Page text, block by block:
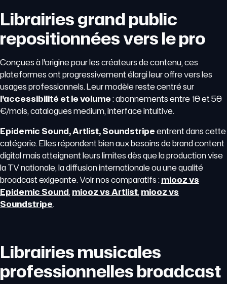
Librairies grand public
repositionnées vers le pro
Conçues à l'origine pour les créateurs de contenu, ces
plateformes ont progressivement élargi leur offre vers les
usages professionnels. Leur modèle reste centré sur
l'accessibilité et le volume: abonnements entre 10 et 50
€/mois, catalogues medium, interface intuitive.
Epidemic Sound, Artlist, Soundstripeentrent dans cette
catégorie. Elles répondent bien aux besoins de brand content
digital mais atteignent leurs limites dès que la production vise
la TV nationale, la diffusion internationale ou une qualité
broadcast exigeante. Voir nos comparatifs :miooz vs
Epidemic Sound,miooz vs Artlist,miooz vs
Soundstripe.
Librairies musicales
professionnelles broadcast